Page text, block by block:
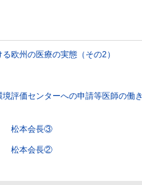
欧州の医療の実態（その2）
境評価センターへの申請等医師の働
松本会長③
松本会長②